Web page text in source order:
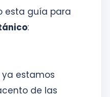
esta guía para
:
ya estamos
de las